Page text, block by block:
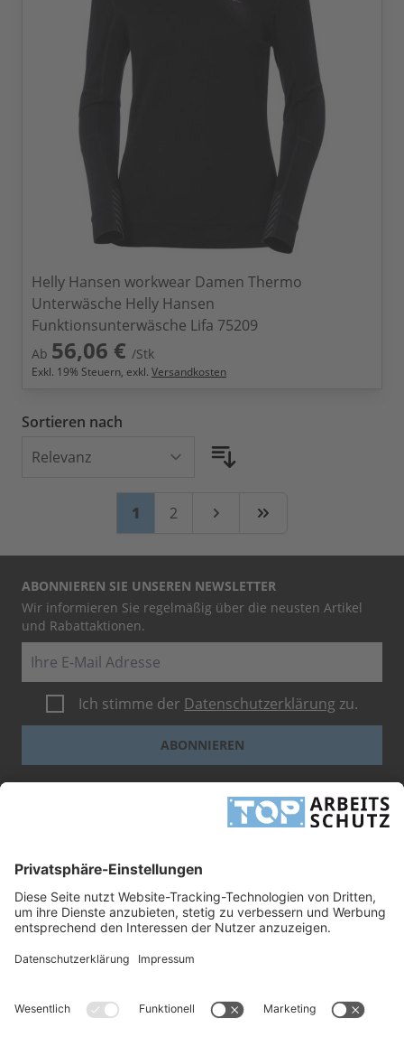
Helly Hansen workwear Damen Thermo
Unterwäsche Helly Hansen
Funktionsunterwäsche Lifa 75209
Ab 56,06 € /Stk
Exkl. 19% Steuern, exkl. Versandkosten
Sortieren nach
Sie lesen gerade Seite
1 Seite
2 Weiter Zuletzt
ABONNIEREN SIE UNSEREN NEWSLETTER
Wir informieren Sie regelmäßig über die neusten Artikel
und Rabattaktionen.
Ich stimme der Datenschutzerklärung zu.
ABONNIEREN
Dieses Formular ist durch reCAPTCHA geschützt - es gelten dieGoogle-
-Geschäftsbedingungen.
UNTERNEHMEN
RECHTLICHES
TOP ARBEITSSCHUTZ GMBH
24568 Kaltenkirchen
Fax +49 41 91/72 26 18-99